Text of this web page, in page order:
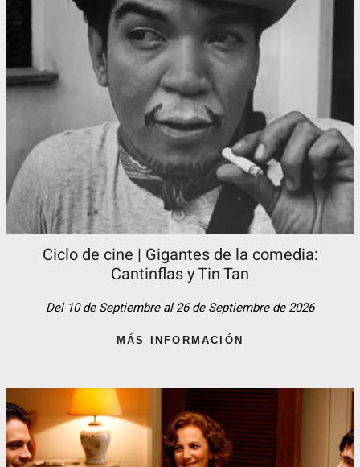
Ciclo de cine | Gigantes de la comedia:
Cantinflas y Tin Tan​
Del 10 de Septiembre al 26 de Septiembre de 2026
MÁS INFORMACIÓN